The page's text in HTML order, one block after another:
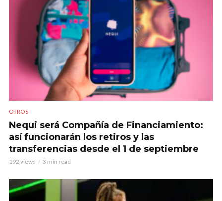
OTROS
Nequi será Compañía de Financiamiento:
así funcionarán los retiros y las
transferencias desde el 1 de septiembre
192 views 3 min read